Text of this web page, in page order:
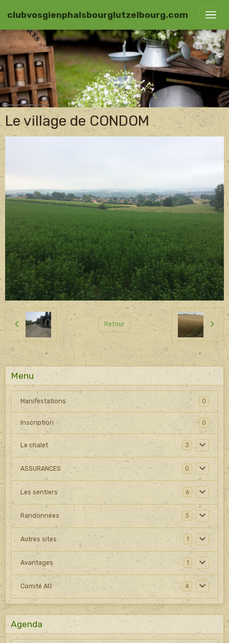
clubvosgienphalsbourglutzelbourg.com
Le village de CONDOM
Retour
Menu
Manifestations 0
Inscription 0
Le chalet 3
ASSURANCES 0
Les sentiers 6
Randonnées 3
Autres sites 1
Avantages 1
Comité AG 4
Agenda